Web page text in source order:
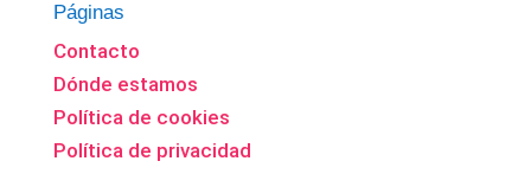
Páginas
Contacto
Dónde estamos
Política de cookies
Política de privacidad